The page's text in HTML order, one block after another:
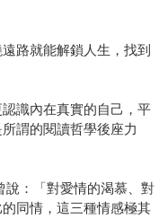
路就能解鎖人生，找到
識內在真實的自己，平
謂的閱讀哲學後座力
說：「對愛情的渴慕、對
同情，這三種情感極其